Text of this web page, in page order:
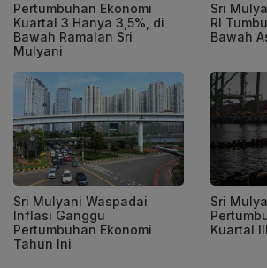
Pertumbuhan Ekonomi
Kuartal 3 Hanya 3,5%, di
Bawah Ramalan Sri
Mulyani
Sri
RI
Bawah
Sri Mulyani Waspadai
Inflasi Ganggu
Pertumbuhan Ekonomi
Tahun Ini
Sri
Kuartal